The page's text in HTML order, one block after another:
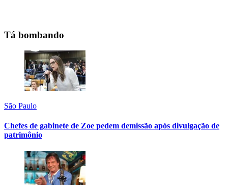
Tá bombando
São Paulo
Chefes de gabinete de Zoe pedem demissão após divulgação de
patrimônio